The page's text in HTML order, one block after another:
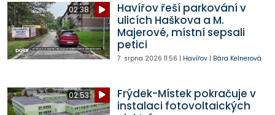
02:38
Havířov řeší parkování v
ulicích Haškova a M.
Majerové, místní sepsali
petici
7. srpna 2026 11:56 | Havířov| Bára Kelnerová
02:53
Frýdek-Místek pokračuje v
instalaci fotovoltaických